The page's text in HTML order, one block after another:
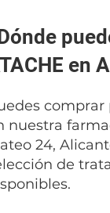
en
comprar
nuestra
24,
de